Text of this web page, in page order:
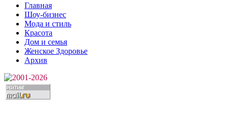
Главная
Шоу-бизнес
Мода и стиль
Красота
Дом и семья
Женское Здоровье
Архив
2001-2026